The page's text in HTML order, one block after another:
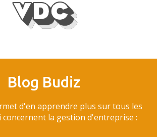
Blog Budiz
d'en apprendre plus sur tous les
concernent la gestion d'entreprise :